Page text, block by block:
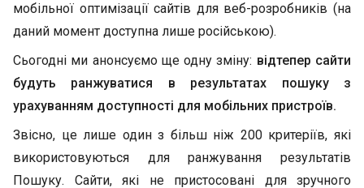
мобільної оптимізації сайтів для веб-розробників (на
даний момент доступна лише російською).
Сьогодні ми анонсуємо ще одну зміну: відтепер сайти
будуть ранжуватися в результатах пошуку з
урахуванням доступності для мобільних пристроїв.
Звісно, це лише один з більш ніж 200 критеріїв, які
використовуються для ранжування результатів
Пошуку. Сайти, які не пристосовані для зручного